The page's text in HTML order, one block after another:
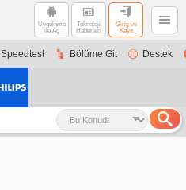
Uygulama
ile Aç
Teknoloji
Haberleri
Giriş ve
Kayıt
Speedtest Bölüme Git Destek